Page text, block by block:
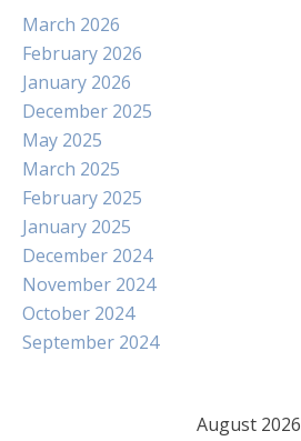
March 2026
February 2026
January 2026
December 2025
May 2025
March 2025
February 2025
January 2025
December 2024
November 2024
October 2024
September 2024
August 2026